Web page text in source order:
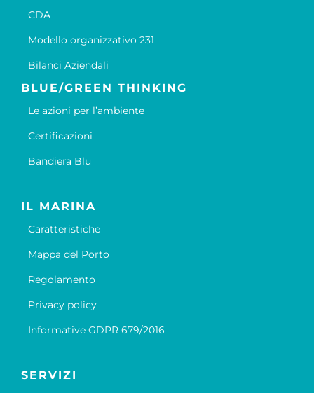
CDA
Modello organizzativo 231
Bilanci Aziendali
BLUE/GREEN THINKING
Le azioni per l’ambiente
Certificazioni
Bandiera Blu
IL MARINA
Caratteristiche
Mappa del Porto
Regolamento
Privacy policy
Informative GDPR 679/2016
SERVIZI